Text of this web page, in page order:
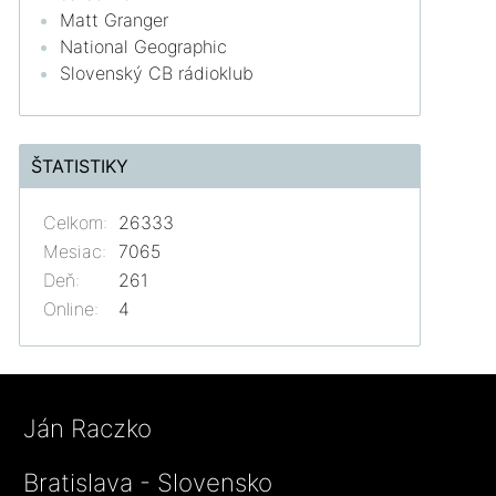
Matt Granger
National Geographic
Slovenský CB rádioklub
ŠTATISTIKY
Online: 4
Celkom: 26333
Mesiac:
7065
Deň:
261
Ján Raczko
Bratislava - Slovensko